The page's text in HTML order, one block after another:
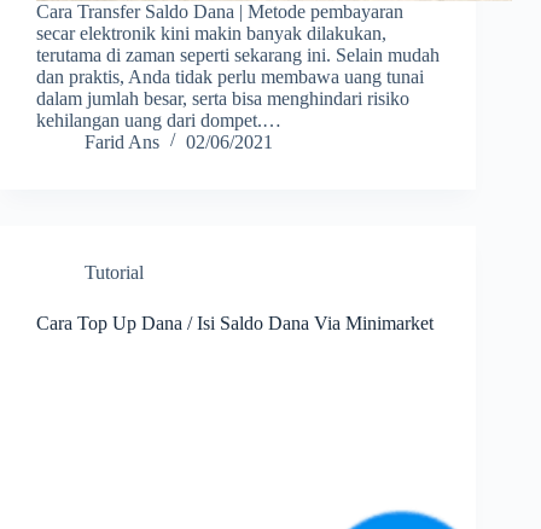
Cara Transfer Saldo Dana | Metode pembayaran
secar elektronik kini makin banyak dilakukan,
terutama di zaman seperti sekarang ini. Selain mudah
dan praktis, Anda tidak perlu membawa uang tunai
dalam jumlah besar, serta bisa menghindari risiko
kehilangan uang dari dompet.…
Farid Ans
02/06/2021
Tutorial
Cara Top Up Dana / Isi Saldo Dana Via Minimarket